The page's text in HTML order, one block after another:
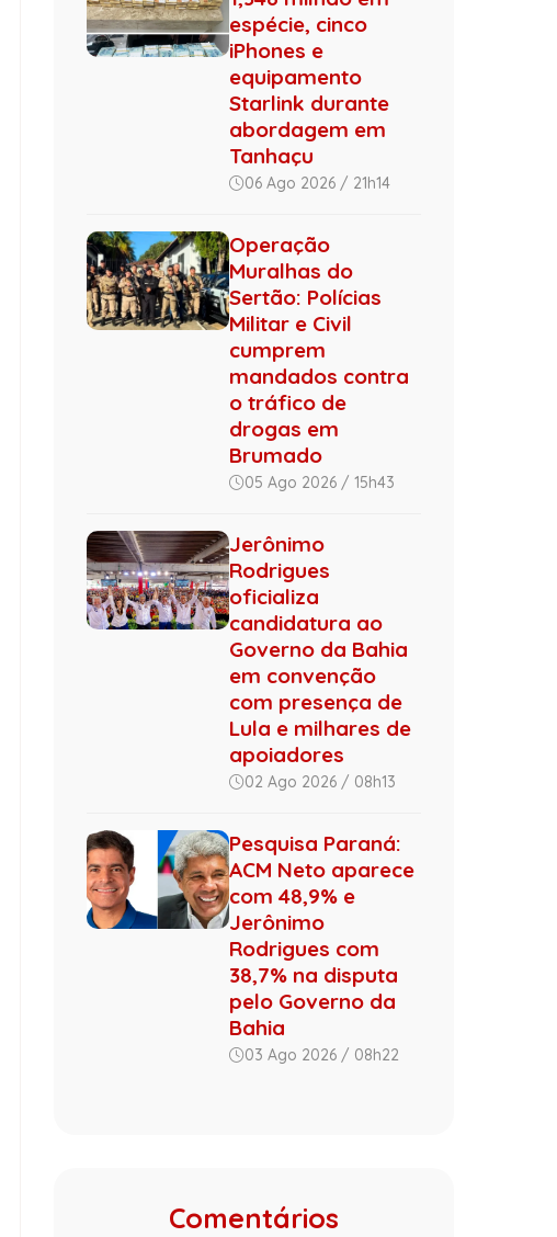
espécie, cinco
iPhones e
equipamento
Starlink durante
abordagem em
Tanhaçu
06 Ago 2026 / 21h14
Operação
Muralhas do
Sertão: Polícias
Militar e Civil
cumprem
mandados contra
o tráfico de
drogas em
Brumado
05 Ago 2026 / 15h43
Jerônimo
Rodrigues
oficializa
candidatura ao
Governo da Bahia
em convenção
com presença de
Lula e milhares de
apoiadores
02 Ago 2026 / 08h13
Pesquisa Paraná:
ACM Neto aparece
com 48,9% e
Jerônimo
Rodrigues com
38,7% na disputa
pelo Governo da
Bahia
03 Ago 2026 / 08h22
Comentários